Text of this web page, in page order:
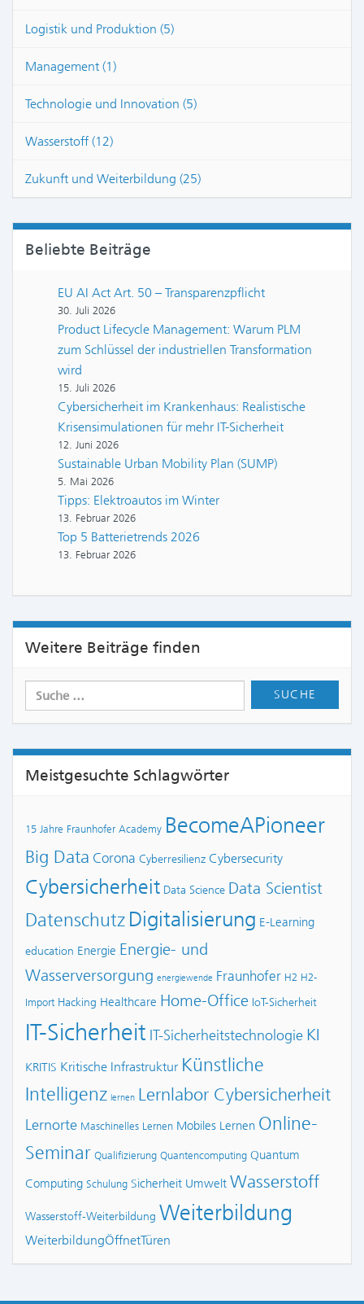
Logistik und Produktion (5)
Management (1)
Technologie und Innovation (5)
Wasserstoff (12)
Zukunft und Weiterbildung (25)
Beliebte Beiträge
EU AI Act Art. 50 – Transparenzpflicht
30. Juli 2026
Product Lifecycle Management: Warum PLM
zum Schlüssel der industriellen Transformation
wird
15. Juli 2026
Cybersicherheit im Krankenhaus: Realistische
Krisensimulationen für mehr IT-Sicherheit
12. Juni 2026
Sustainable Urban Mobility Plan (SUMP)
5. Mai 2026
Tipps: Elektroautos im Winter
13. Februar 2026
Top 5 Batterietrends 2026
13. Februar 2026
Weitere Beiträge finden
Meistgesuchte Schlagwörter
15 Jahre Fraunhofer Academy BecomeAPioneer
Big Data Corona Cyberresilienz Cybersecurity
Cybersicherheit Data Science Data Scientist
Datenschutz Digitalisierung E-Learning
education Energie Energie- und
Wasserversorgung energiewende Fraunhofer H2 H2-
Import Hacking Healthcare Home-Office IoT-Sicherheit
IT-Sicherheit IT-Sicherheitstechnologie KI
KRITIS Kritische Infrastruktur Künstliche
Intelligenz lernen Lernlabor Cybersicherheit
Lernorte Maschinelles Lernen Mobiles Lernen Online-
Seminar Qualifizierung Quantencomputing Quantum
Computing Schulung Sicherheit Umwelt Wasserstoff
Wasserstoff-Weiterbildung Weiterbildung
WeiterbildungÖffnetTüren